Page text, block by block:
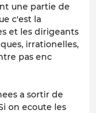
une partie de
c'est la
et les dirigeants
irrationelles,
pas enc
a sortir de
on ecoute les